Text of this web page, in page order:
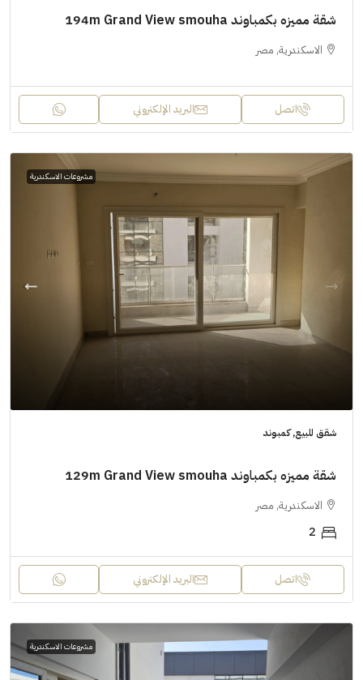
شقة مميزه بكمباوند 194m Grand View smouha
الاسكندرية, مصر
اتصل البريد الإلكتروني
مشروعات الاسكندرية
شقق للبيع, كمبوند
شقة مميزه بكمباوند 129m Grand View smouha
الاسكندرية, مصر
2
اتصل البريد الإلكتروني
مشروعات الاسكندرية